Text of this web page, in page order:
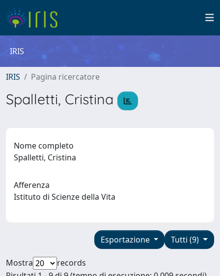
IRIS
IRIS Pagina ricercatore
Spalletti, Cristina
Nome completo
Spalletti, Cristina
Afferenza
Istituto di Scienze della Vita
Tutti (9)
Esportazione
Mostra
records